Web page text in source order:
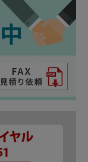
業を行っ
での対応
、間接的
ての責任
下さい。
すが商品
ない場合
せん。